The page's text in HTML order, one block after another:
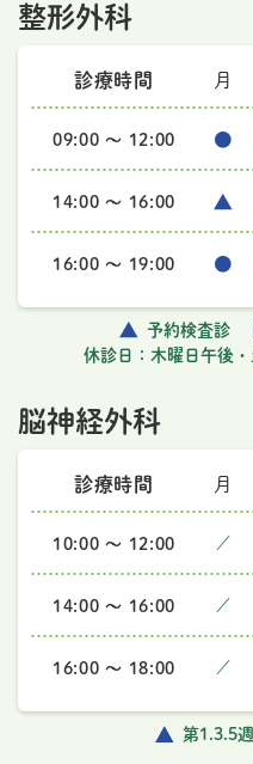
整形外科
診療時間 月
09:00 ～ 12:00
14:00 ～ 16:00
16:00 ～ 19:00
予約検査診
休診日：木曜日午後
脳神経外科
診療時間 月
10:00 ～ 12:00 ／
14:00 ～ 16:00 ／
16:00 ～ 18:00 ／
第1.3.5